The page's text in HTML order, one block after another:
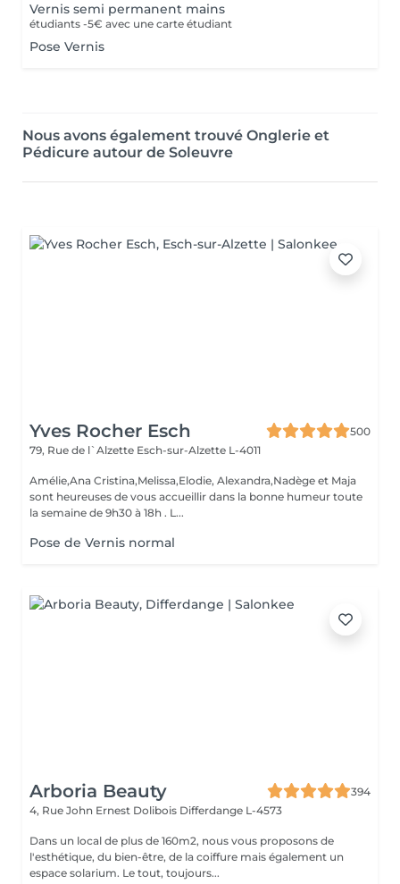
Vernis semi permanent mains
étudiants -5€ avec une carte étudiant
Pose Vernis
Nous avons également trouvé Onglerie et
Pédicure autour de Soleuvre
Yves Rocher Esch
500
79, Rue de l`Alzette Esch-sur-Alzette L-4011
Amélie,Ana Cristina,Melissa,Elodie, Alexandra,Nadège et Maja
sont heureuses de vous accueillir dans la bonne humeur toute
la semaine de 9h30 à 18h . L...
Pose de Vernis normal
Arboria Beauty
394
4, Rue John Ernest Dolibois Differdange L-4573
Dans un local de plus de 160m2, nous vous proposons de
l'esthétique, du bien-être, de la coiffure mais également un
espace solarium. Le tout, toujours...